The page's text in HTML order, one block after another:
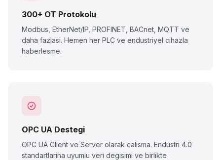
300+ OT Protokolu
Modbus, EtherNet/IP, PROFINET, BACnet, MQTT ve
daha fazlasi. Hemen her PLC ve endustriyel cihazla
haberlesme.
OPC UA Destegi
OPC UA Client ve Server olarak calisma. Endustri 4.0
standartlarina uyumlu veri degisimi ve birlikte